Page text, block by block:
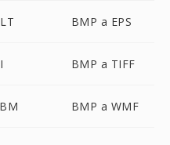
BMP a EPS
BMP a TIFF
BMP a WMF